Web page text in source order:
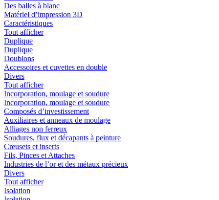
Des balles à blanc
Matériel d’impression 3D
Caractéristiques
Tout afficher
Duplique
Duplique
Doublons
Accessoires et cuvettes en double
Divers
Tout afficher
Incorporation, moulage et soudure
Incorporation, moulage et soudure
Composés d’investissement
Auxiliaires et anneaux de moulage
Alliages non ferreux
Soudures, flux et décapants à peinture
Creusets et inserts
Fils, Pinces et Attaches
Industries de l’or et des métaux précieux
Divers
Tout afficher
Isolation